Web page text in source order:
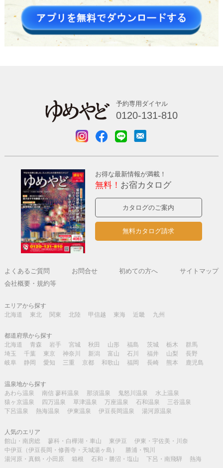
予約専用ダイヤル
0120-131-810
お得な最新情報が満載！
無料！ お宿カタログ
カタログのご案内
無料カタログ請求
よくあるご質問 お問合せ 初めての方へ
サイトマップ
会社概要・規約等
エリアから探す
北海道
東北 関東 北陸 甲信越 東海 近畿 九州
都道府県から探す
北海道
青森 岩手 宮城 秋田 山形 福島 茨城 栃木
群馬
埼玉
千葉 東京 神奈川 新潟 富山 石川 福井 山梨
長野
岐阜
静岡 愛知 三重 京都 和歌山 福岡 長崎 熊本 鹿児島
温泉地から探す
あわら温泉
南信 蓼科温泉 那須温泉 鬼怒川温泉
水上温泉
猿ヶ京温泉
四万温泉 草津温泉 万座温泉 石和温泉
三谷温泉
下呂温泉
熱海温泉 伊東温泉 伊豆長岡温泉 湯河原温泉
人気のエリア
館山・南房総
蓼科・白樺湖・車山 東伊豆
伊東・宇佐美・川奈
中伊豆（伊豆長岡・修善寺・天城湯ヶ島）
勝浦・鴨川
湯河原・真鶴・小田原
箱根 石和・勝沼・塩山 下呂・南飛騨 熱海